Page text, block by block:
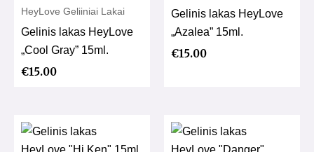
HeyLove Geliiniai Lakai
Gelinis lakas HeyLove
„Cool Gray” 15ml.
€15.00
Gelinis lakas HeyLove
„Azalea” 15ml.
€15.00